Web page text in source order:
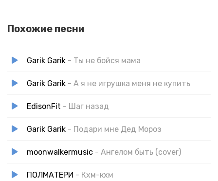
Похожие песни
Garik Garik - Ты не бойся мама
Garik Garik - А я не игрушка меня не купить
EdisonFit - Шаг назад
Garik Garik - Подари мне Дед Мороз
moonwalkermusic - Ангелом быть (cover)
ПОЛМАТЕРИ - Кхм-кхм